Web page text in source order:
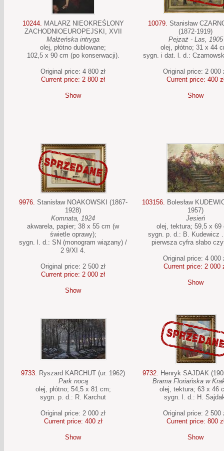
10244. MALARZ NIEOKREŚLONY
ZACHODNIOEUROPEJSKI, XVII
Małżeńska intryga
olej, płótno dublowane;
102,5 x 90 cm (po konserwacji).
Original price: 4 800 zł
Current price: 2 800 zł
Show
10079. Stanisław
(1872-1919)
Pejzaż - Las, 1905
olej, płótno; 31 x 44
sygn. i dat. l. d.:
Original price: 2 000
Current price: 400
Show
9976. Stanisław NOAKOWSKI (1867-
1928)
Komnata, 1924
akwarela, papier; 38 x 55 cm (w
świetle oprawy);
sygn. l. d.: SN (monogram wiązany) /
2 9/XI 4.
Original price: 2 500 zł
Current price: 2 000 zł
Show
103156. Bolesław
1957)
Jesień
olej, tektura; 59,5 x 69
sygn. p. d.: B. Kudewicz
pierwsza cyfra słabo
Original price: 4 000
Current price: 2 000
Show
9733. Ryszard KARCHUT (ur. 1962)
Park nocą
olej, płótno; 54,5 x 81 cm;
sygn. p. d.: R. Karchut
Original price: 2 000 zł
Current price: 400 zł
Show
9732. Henryk SAJDAK
Brama Floriańska w
olej, tektura; 63 x 46
sygn. l. d.: H.
Original price: 2 500
Current price: 800
Show